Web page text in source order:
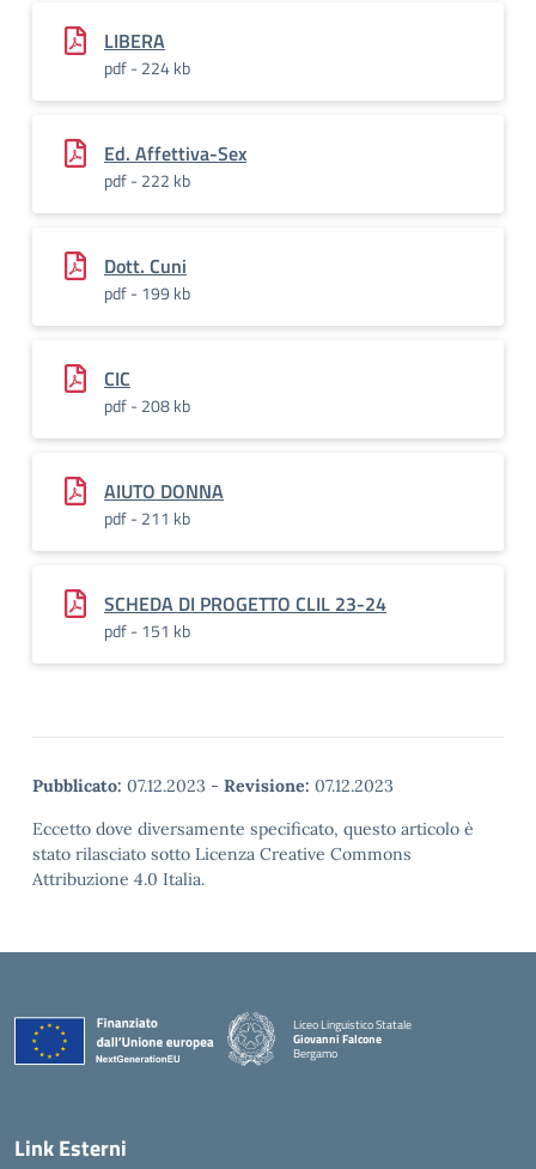
LIBERA
pdf - 224 kb
Ed. Affettiva-Sex
pdf - 222 kb
Dott. Cuni
pdf - 199 kb
CIC
pdf - 208 kb
AIUTO DONNA
pdf - 211 kb
SCHEDA DI PROGETTO CLIL 23-24
pdf - 151 kb
Pubblicato: 07.12.2023 - Revisione: 07.12.2023
Eccetto dove diversamente specificato, questo articolo è
stato rilasciato sotto Licenza Creative Commons
Attribuzione 4.0 Italia.
Liceo Linguistico Statale
Giovanni Falcone
Bergamo
— Visita la pagina iniziale della scuola
Link Esterni